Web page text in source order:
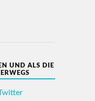
UND ALS DIE